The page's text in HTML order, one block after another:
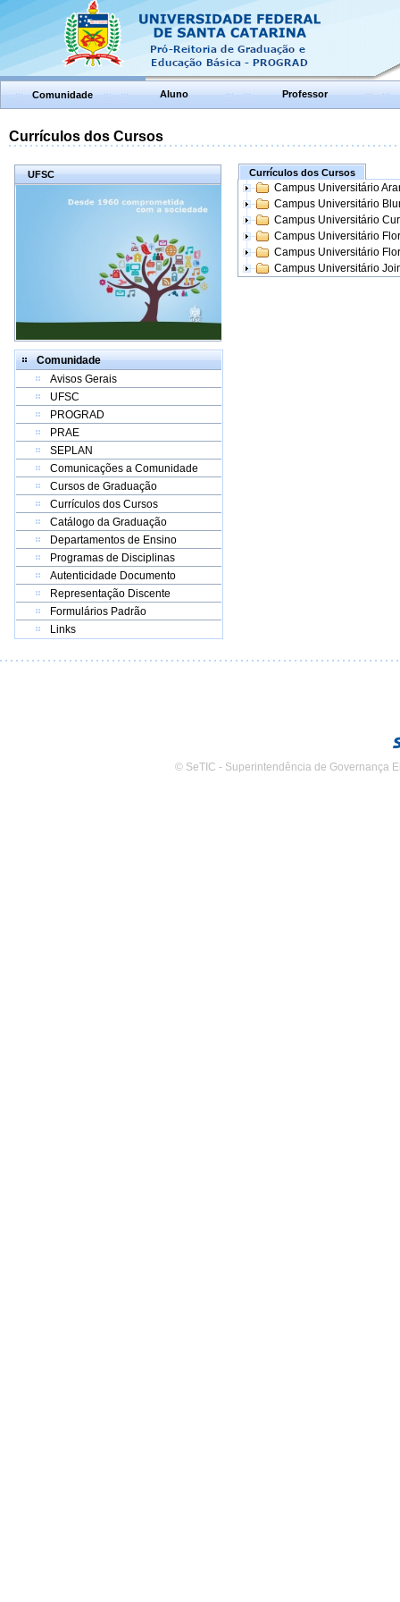
Comunidade Aluno Professor
Currículos dos Cursos
UFSC
Comunidade
Avisos Gerais
UFSC
PROGRAD
PRAE
SEPLAN
Comunicações a Comunidade
Cursos de Graduação
Currículos dos Cursos
Catálogo da Graduação
Departamentos de Ensino
Programas de Disciplinas
Autenticidade Documento
Representação Discente
Formulários Padrão
Links
Currículos dos Cursos
Campus Universitário
Campus Universitário
Campus Universitário
Campus Universitário
Campus Universitário
Campus Universitário
© SeTIC - Superintendência de Governança